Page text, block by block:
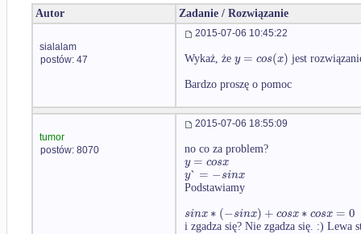
Autor Zadanie / Rozwiązanie
sialalam
postów: 47
2015-07-06 10:45:22
Wykaż, że y = cos(x) jest
Bardzo proszę o pomoc
tumor
postów: 8070
2015-07-06 18:55:09
no co za problem?
y = cosx
y` = −sinx
Podstawiamy
sinx∗ (−sinx) +cosx∗cosx = 0
i zgadza się? Nie zgadza się. :) Lewa